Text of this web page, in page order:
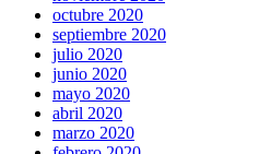
octubre 2020
septiembre 2020
julio 2020
junio 2020
mayo 2020
abril 2020
marzo 2020